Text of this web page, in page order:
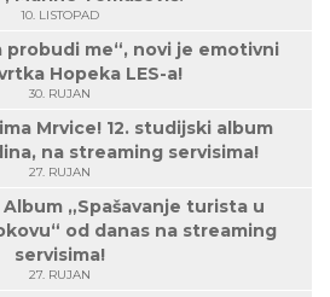
10. LISTOPAD
probudi me“, novi je emotivni
Hopeka LES-a!
30. RUJAN
Mrvice! 12. studijski album
na streaming servisima!
27. RUJAN
„Spašavanje turista u
od danas na streaming
servisima!
27. RUJAN